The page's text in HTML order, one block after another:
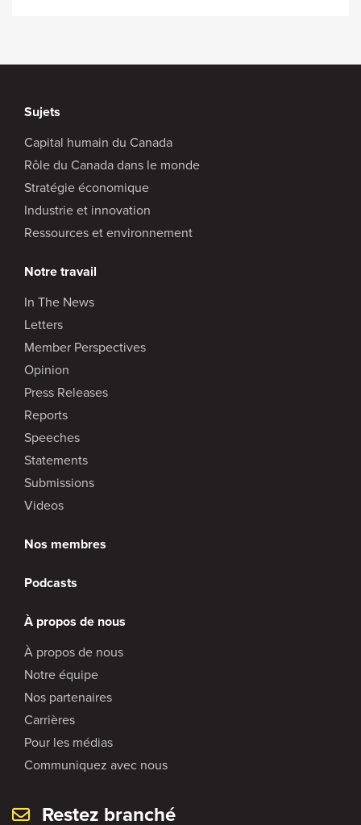
Sujets
Capital humain du Canada
Rôle du Canada dans le monde
Stratégie économique
Industrie et innovation
Ressources et environnement
Notre travail
In The News
Letters
Member Perspectives
Opinion
Press Releases
Reports
Speeches
Statements
Submissions
Videos
Nos membres
Podcasts
À propos de nous
À propos de nous
Notre équipe
Nos partenaires
Carrières
Pour les médias
Communiquez avec nous
Restez branché